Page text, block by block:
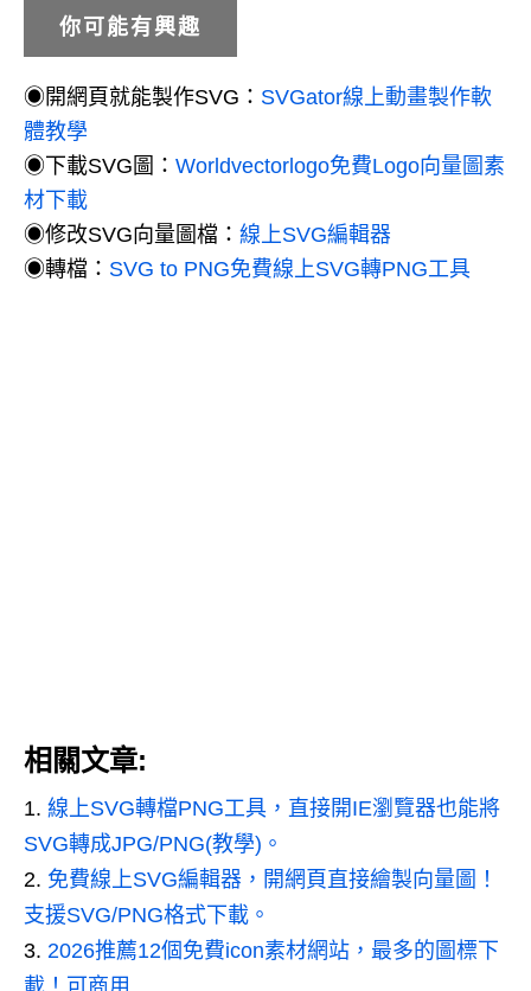
你可能有興趣
◉開網頁就能製作SVG： SVGator線上動畫製作軟
體教學
◉下載SVG圖： Worldvectorlogo免費Logo向量圖素
材下載
◉修改SVG向量圖檔： 線上SVG編輯器
◉轉檔： SVG to PNG免費線上SVG轉PNG工具
相關文章:
線上SVG轉檔PNG工具，直接開IE瀏覽器也能將
SVG轉成JPG/PNG(教學)。
免費線上SVG編輯器，開網頁直接繪製向量圖！
支援SVG/PNG格式下載。
2026推薦12個免費icon素材網站，最多的圖標下